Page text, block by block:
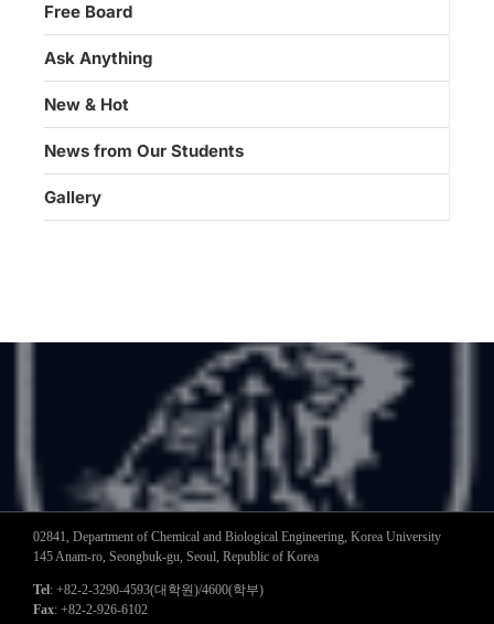
Free Board
Ask Anything
New & Hot
News from Our Students
Gallery
02841, Department of Chemical and Biological Engineering, Korea University
145 Anam-ro, Seongbuk-gu, Seoul, Republic of Korea
Tel: +82-2-3290-4593(대학원)/4600(학부)
Fax: +82-2-926-6102